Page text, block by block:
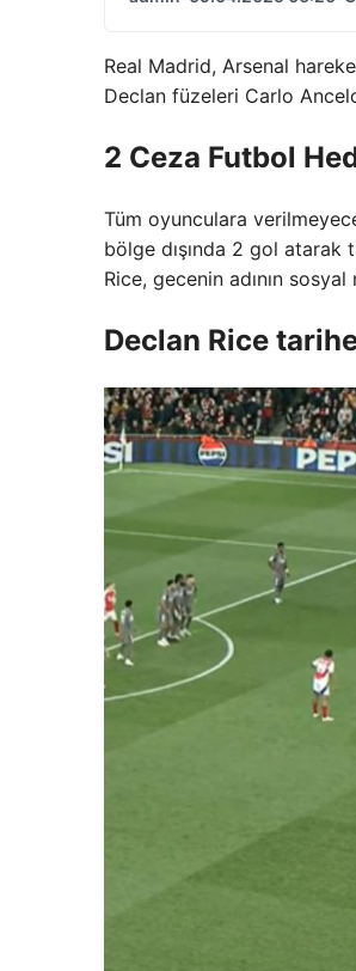
Real Madrid, Arsenal
Declan füzeleri Carlo
2 Ceza Futbol
Tüm oyunculara
bölge dışında 2 gol atarak
Rice, gecenin adının
Declan Rice